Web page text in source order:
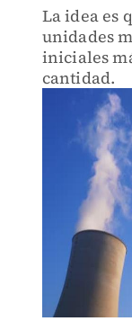
La idea es
unidades
iniciales
cantidad.